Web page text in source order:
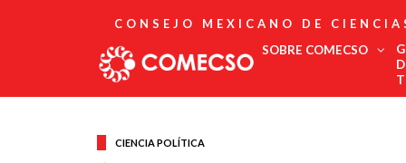
CONSEJO MEXICANO DE
SOBRE COMECSO
CIENCIA POLÍTICA